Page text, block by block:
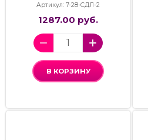
Артикул: 7-28-СДЛ-2
1287.00 руб.
В КОРЗИНУ